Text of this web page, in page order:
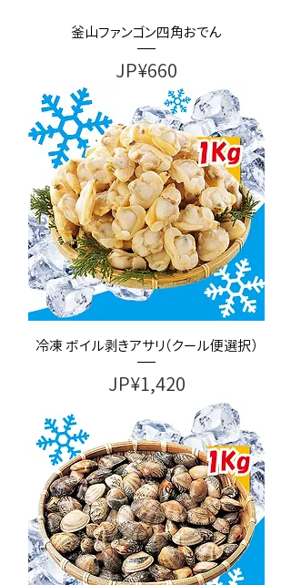
釜山ファンゴン四角おでん
가격
JP¥660
冷凍 ボイル剥きアサリ（クール便選択）
가격
JP¥1,420